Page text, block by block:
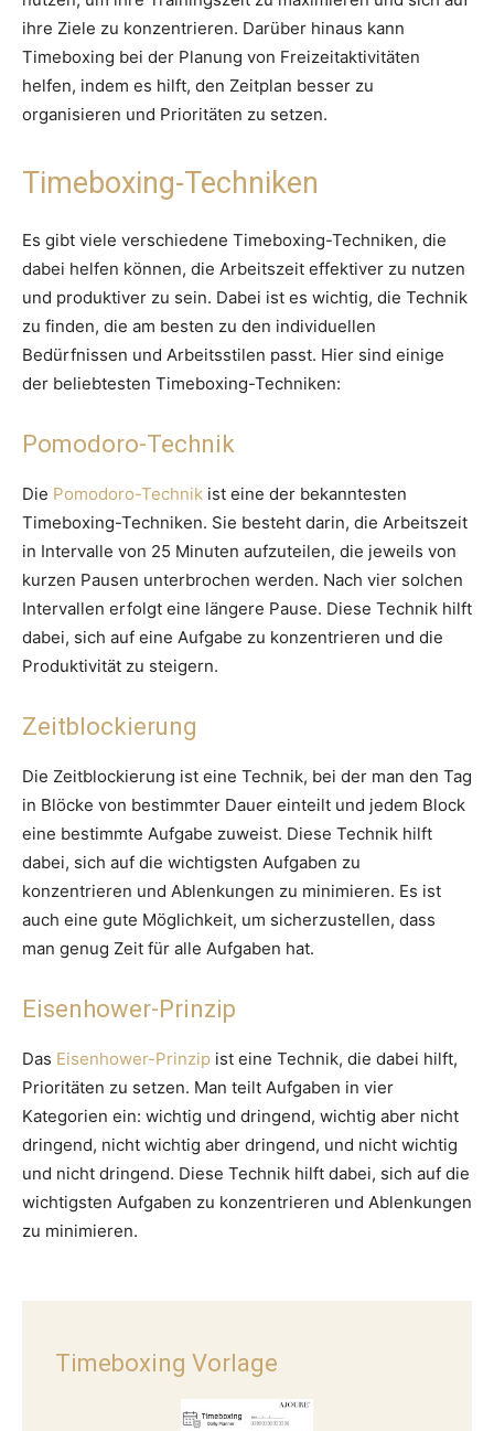
ihre Ziele zu konzentrieren. Darüber hinaus kann
Timeboxing bei der Planung von Freizeitaktivitäten
helfen, indem es hilft, den Zeitplan besser zu
organisieren und Prioritäten zu setzen.
Timeboxing-Techniken
Es gibt viele verschiedene Timeboxing-Techniken, die
dabei helfen können, die Arbeitszeit effektiver zu nutzen
und produktiver zu sein. Dabei ist es wichtig, die Technik
zu finden, die am besten zu den individuellen
Bedürfnissen und Arbeitsstilen passt. Hier sind einige
der beliebtesten Timeboxing-Techniken:
Pomodoro-Technik
Die Pomodoro-Technik ist eine der bekanntesten
Timeboxing-Techniken. Sie besteht darin, die Arbeitszeit
in Intervalle von 25 Minuten aufzuteilen, die jeweils von
kurzen Pausen unterbrochen werden. Nach vier solchen
Intervallen erfolgt eine längere Pause. Diese Technik hilft
dabei, sich auf eine Aufgabe zu konzentrieren und die
Produktivität zu steigern.
Zeitblockierung
Die Zeitblockierung ist eine Technik, bei der man den Tag
in Blöcke von bestimmter Dauer einteilt und jedem Block
eine bestimmte Aufgabe zuweist. Diese Technik hilft
dabei, sich auf die wichtigsten Aufgaben zu
konzentrieren und Ablenkungen zu minimieren. Es ist
auch eine gute Möglichkeit, um sicherzustellen, dass
man genug Zeit für alle Aufgaben hat.
Eisenhower-Prinzip
Das Eisenhower-Prinzip ist eine Technik, die dabei hilft,
Prioritäten zu setzen. Man teilt Aufgaben in vier
Kategorien ein: wichtig und dringend, wichtig aber nicht
dringend, nicht wichtig aber dringend, und nicht wichtig
und nicht dringend. Diese Technik hilft dabei, sich auf die
wichtigsten Aufgaben zu konzentrieren und Ablenkungen
zu minimieren.
Timeboxing Vorlage